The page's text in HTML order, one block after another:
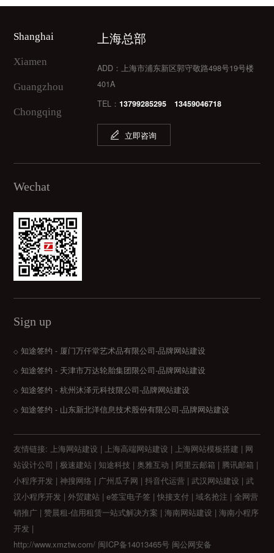
上海骏地建筑设计事务
Shanghai
Xiamen
Guangzhou
Chongqing
上海总部
ADD：上海市浦东新区郭守敬路498号19号楼
401A
TEL：13799285295 13459046718
立即咨询
Wechat
Sign up
◇ 知途签约 - 厦门万仟堂艺术品有限公司-品牌网站建设
◇ 知途签约 - 天津市万达轮胎集团限公司-品牌网站建设
◇ 知途签约 - 杭州沐泽元科技限公司-品牌网站建设
◇ 知途签约 - 山东新北洋信息技术股份有限公司-品牌网站建设
友情链接: 上海网站建设 | 上海高端网站建设 | 上海网站模板搭建 | 网
站设计公司 | 极速建站 | 知途科技 | 奥雅互动 | 阿里云邮箱 | 腾讯邮箱 |
小程序开发 | 神搜网络 | 广州瓜子网 | 抖音代运营 | 武汉网站建设 | 武
汉小程序开发 | 外贸建站 | e签宝电子签 | 快接支付 | 域名抢注 | 全网营
销推广 | 赞晨租-信用租赁一站式解决方案 | 海南网站建设 | 海南小程序
开发 |
http://www.xmztw.com/ 闽ICP备14013465号 闽公网安备